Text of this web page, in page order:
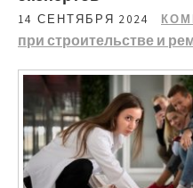
14 СЕНТЯБРЯ 2024
при строительстве и